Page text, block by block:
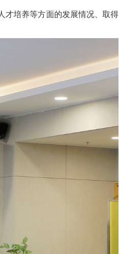
才培养等方面的发展情况、取得